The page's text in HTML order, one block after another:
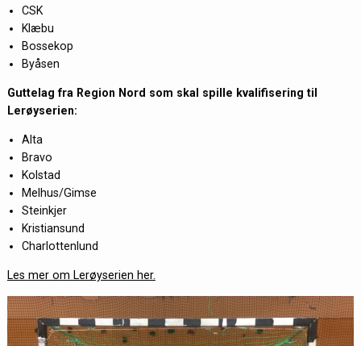
CSK
Klæbu
Bossekop
Byåsen
Guttelag fra Region Nord som skal spille kvalifisering til
Lerøyserien:
Alta
Bravo
Kolstad
Melhus/Gimse
Steinkjer
Kristiansund
Charlottenlund
Les mer om Lerøyserien her.